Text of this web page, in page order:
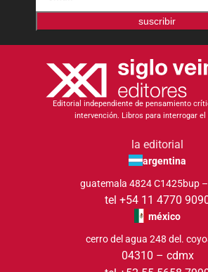
suscribir
Editorial independiente de pensamiento
intervención. Libros para interrogar el
la editorial
argentina
guatemala 4824 C1425bup
tel +54 11 4770
méxico
cerro del agua 248 del.
04310 – cdmx